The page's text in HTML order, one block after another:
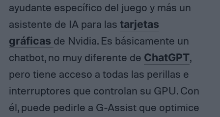
ayudante específico del juego y más un
asistente de IA para las tarjetas
gráficas de Nvidia. Es básicamente un
chatbot, no muy diferente de ChatGPT,
pero tiene acceso a todas las perillas e
interruptores que controlan su GPU. Con
él, puede pedirle a G-Assist que optimice